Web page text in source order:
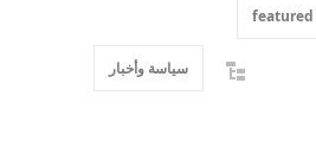
سياسة وأخبار